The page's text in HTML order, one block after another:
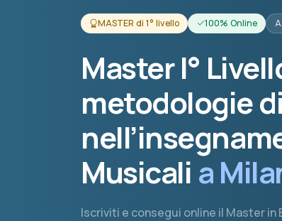
MASTER di 1° livello 100% Online
Master I°
metodologie
Musicali a
Iscriviti e consegui online il Master